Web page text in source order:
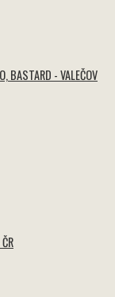
BASTARD - VALEČOV